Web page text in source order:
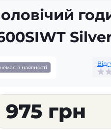
немає в наявності
975 грн